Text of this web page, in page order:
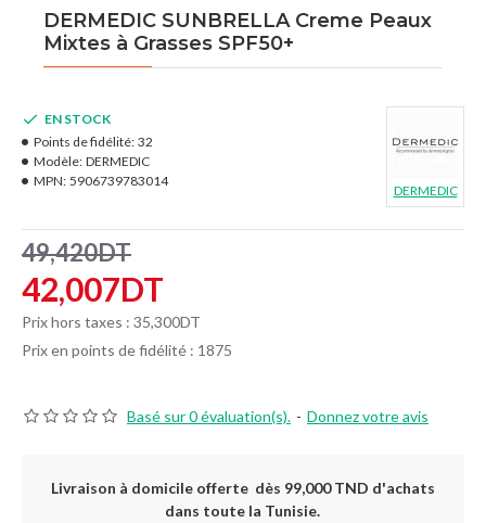
DERMEDIC SUNBRELLA Creme Peaux
Mixtes à Grasses SPF50+
Basé sur 0 évaluation(s). - Donnez votre avis
42,007DT
49,420DT
Prix hors taxes : 35,300DT
Prix en points de fidélité : 1875
EN STOCK
Points de fidélité: 32
Modèle: DERMEDIC
MPN: 5906739783014
DERMEDIC
Livraison à domicile offerte dès 99,000 TND d'achats
dans toute la Tunisie.